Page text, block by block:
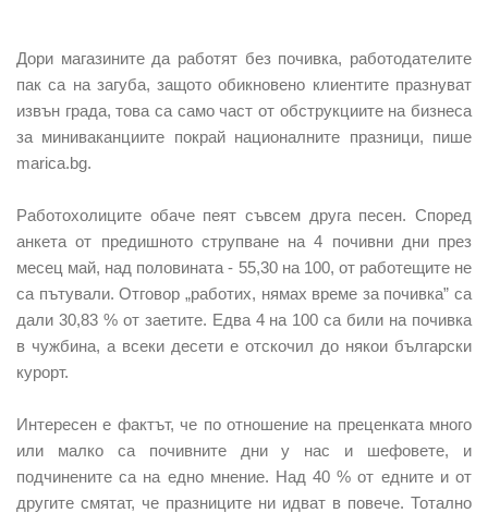
Дори магазините да работят без почивка, работодателите
пак са на загуба, защото обикновено клиентите празнуват
извън града, това са само част от обструкциите на бизнеса
за миниваканциите покрай националните празници, пише
marica.bg.
Работохолиците обаче пеят съвсем друга песен. Според
анкета от предишното струпване на 4 почивни дни през
месец май, над половината - 55,30 на 100, от работещите не
са пътували. Отговор „работих, нямах време за почивка” са
дали 30,83 % от заетите. Едва 4 на 100 са били на почивка
в чужбина, а всеки десети е отскочил до някои български
курорт.
Интересен е фактът, че по отношение на преценката много
или малко са почивните дни у нас и шефовете, и
подчинените са на едно мнение. Над 40 % от едните и от
другите смятат, че празниците ни идват в повече. Тотално